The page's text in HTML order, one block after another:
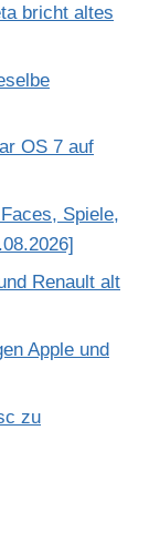
bricht altes
OS 7 auf
Spiele,
Renault alt
Apple und
zu